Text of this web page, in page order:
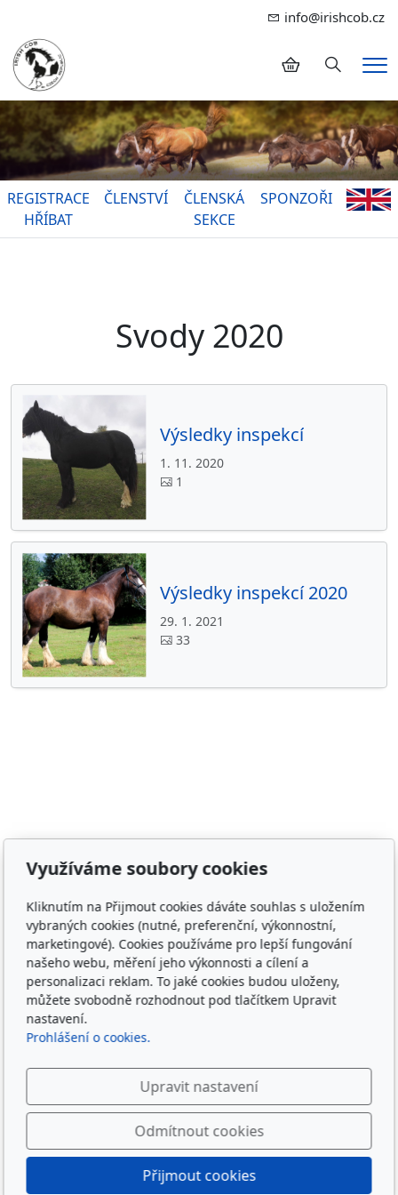
info@irishcob.cz
Hledání
REGISTRACE
HŘÍBAT
ČLENSTVÍ
ČLENSKÁ
SEKCE
SPONZOŘI
Svody 2020
Výsledky inspekcí
1. 11. 2020
1
Výsledky inspekcí 2020
29. 1. 2021
33
Adresa
IČ 22852778
Bankovní spojení: 2001874788/2010
Kontakt
info@irishcob.cz
Plemenná kniha
ON-LINE
Sledujte nás
Využíváme soubory cookies
Kliknutím na Přijmout cookies dáváte souhlas s uložením
vybraných cookies (nutné, preferenční, výkonnostní,
marketingové). Cookies používáme pro lepší fungování
našeho webu, měření jeho výkonnosti a cílení a
personalizaci reklam. To jaké cookies budou uloženy,
můžete svobodně rozhodnout pod tlačítkem Upravit
nastavení.
Prohlášení o cookies.
Upravit nastavení
Odmítnout cookies
Přijmout cookies